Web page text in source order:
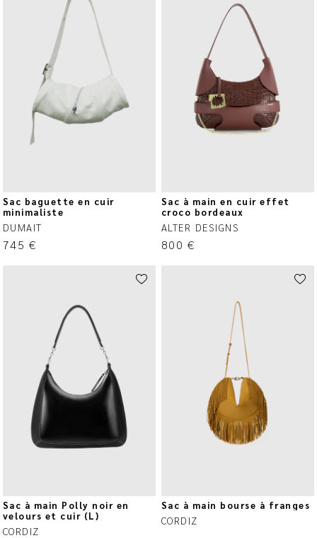
Sac baguette en cuir
minimaliste
DUMAIT
745 €
Sac à main en cuir effet
croco bordeaux
ALTER DESIGNS
800 €
Sac à main Polly noir en
velours et cuir (L)
CORDIZ
Sac à main bourse à franges
CORDIZ